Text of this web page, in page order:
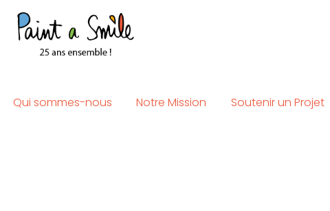
content
Qui sommes-nous Notre Mission Soutenir un Projet